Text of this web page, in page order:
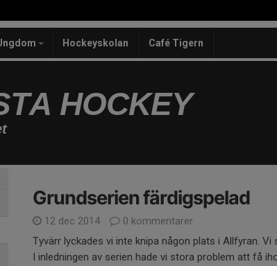
Hockeyskolan Café Tigern
HOCKEY
Grundserien färdigspelad
12 dec 2014
0 kommentarer
Tyvärr lyckades vi inte knipa någon plats i Allfyran. Vi
I inledningen av serien hade vi stora problem att få